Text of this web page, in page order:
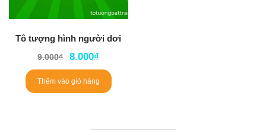
Tô tượng hình người dơi
9.000₫ 8.000₫
Thêm vào giỏ hàng